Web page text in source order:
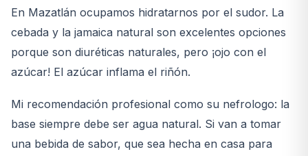
En Mazatlán ocupamos hidratarnos por el sudor. La
cebada y la jamaica natural son excelentes opciones
porque son diuréticas naturales, pero ¡ojo con el
azúcar! El azúcar inflama el riñón.
Mi recomendación profesional como su nefrologo: la
base siempre debe ser agua natural. Si van a tomar
una bebida de sabor, que sea hecha en casa para